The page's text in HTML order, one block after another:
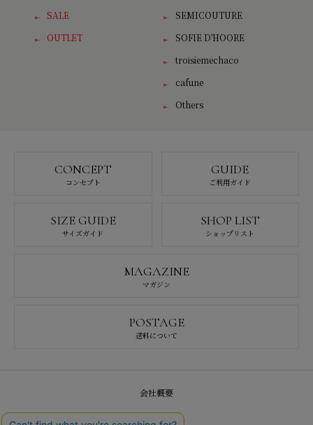
SALE
OUTLET
SEMICOUTURE
SOFIE D'HOORE
troisiemechaco
cafune
Others
CONCEPT
コンセプト
GUIDE
ご利用ガイド
SIZE GUIDE
サイズガイド
SHOP LIST
ショップリスト
MAGAZINE
マガジン
POSTAGE
送料について
会社概要
採用情報